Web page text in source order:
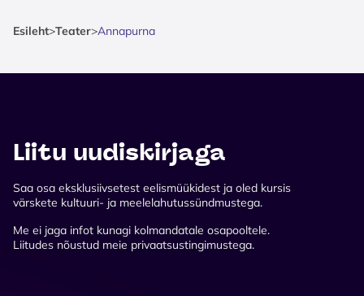
Esileht>Teater>Annapurna
Liitu uudiskirjaga
Saa osa eksklusiivsetest eelismüükidest ja oled kursis
värskete kultuuri- ja meelelahutussündmustega.
Me ei jaga infot kunagi kolmandatale osapooltele.
Liitudes nõustud meie privaatsustingimustega.